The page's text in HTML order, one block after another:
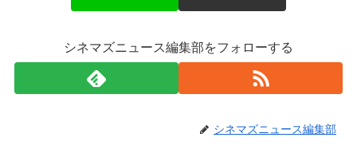
シネマズニュース編集部をフォローする
シネマズニュース編集部